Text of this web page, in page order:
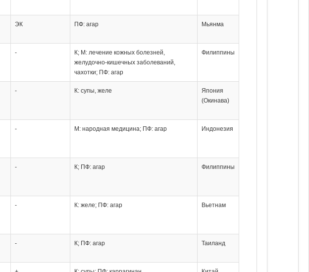
ЭК ПФ: агар Мьянма
-
К; М: лечение кожных болезней,
желудочно-кишечных заболеваний,
чахотки; ПФ: агар
Филиппины
- К: супы, желе
Япония
(Окинава)
- М: народная медицина; ПФ: агар Индонезия
- К; ПФ: агар Филиппины
- К: желе; ПФ: агар Вьетнам
- К; ПФ: агар Таиланд